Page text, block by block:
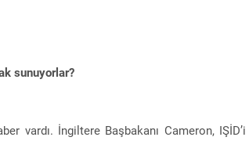
sunuyorlar?
vardı. İngiltere Başbakanı Cameron,